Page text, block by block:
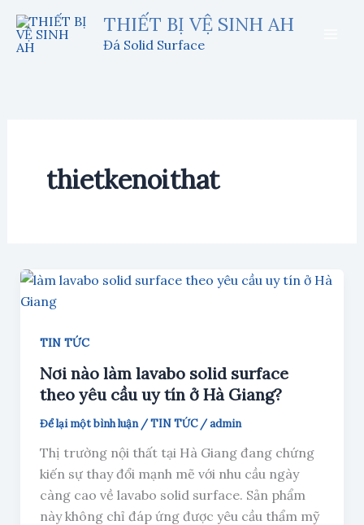
nội
THIẾT BỊ VỆ SINH AH
Đá Solid Surface
thietkenoithat
TIN TỨC
Nơi nào làm lavabo solid surface
theo yêu cầu uy tín ở Hà Giang?
Để lại một bình luận /TIN TỨC/admin
Thị trường nội thất tại Hà Giang đang chứng
kiến sự thay đổi mạnh mẽ với nhu cầu ngày
càng cao về lavabo solid surface. Sản phẩm
này không chỉ đáp ứng được yêu cầu thẩm mỹ